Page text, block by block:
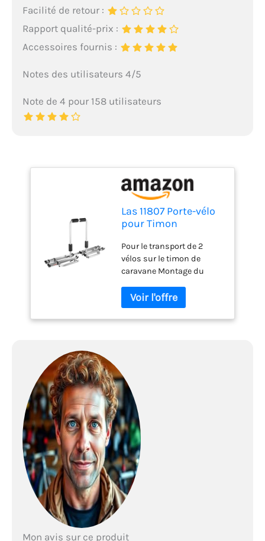
Facilité de retour :
Rapport qualité-prix :
Accessoires fournis :
Notes des utilisateurs 4/5
Note de 4 pour 158 utilisateurs
Las 11807 Porte-vélo
pour Timon
vélos
Pour le transport de 2
vélos sur le timon de
caravane Montage du
montage Mécanisme de
pliage grâce au support en
U pivot Support en U
la longueur du vélo
réglable en longueur de
bicyclette) Espacement
des rails : Environ 15 cm.
Charge maximale : Charge
maximale : 35 kg. Poids
net : environ 6 kg.
Dimensions (l x H x P) :
environ 145x73x34 cm
Mon avis sur ce produit